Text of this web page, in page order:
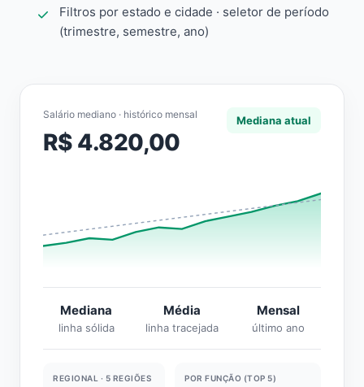
Filtros por estado e cidade · seletor de período
(trimestre, semestre, ano)
Salário mediano · histórico mensal
R$ 4.820,00
Mediana atual
Mediana
linha sólida
Média
linha tracejada
Mensal
último ano
REGIONAL · 5 REGIÕES POR FUNÇÃO (TOP 5)